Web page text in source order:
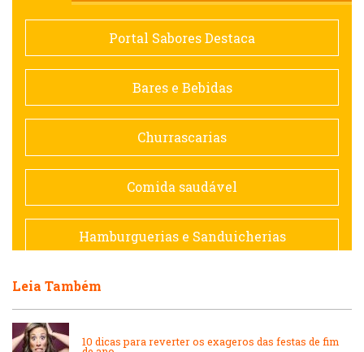
Comida saudável
Contemporânea
Doceria
Espanhola
Francesa
Portal Sabores Destaca
Bares e Bebidas
Churrascarias
Comida saudável
Hamburguerias e Sanduicherias
Lanchonetes
Leia Também
10 dicas para reverter os exageros das festas de fim